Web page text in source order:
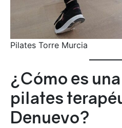
Pilates Torre Murcia
¿Cómo es
pilates
Denuevo?